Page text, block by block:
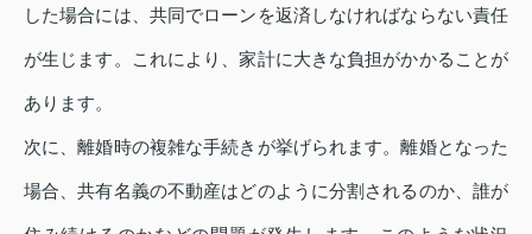
した場合には、共同でローンを返済しなければならない責任
が生じます。これにより、家計に大きな負担がかかることが
あります。
次に、離婚時の複雑な手続きが挙げられます。離婚となった
場合、共有名義の不動産はどのように分割されるのか、誰が